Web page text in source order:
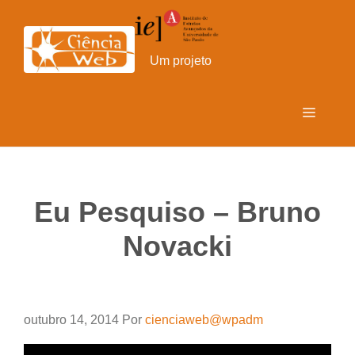
para
conteúdo
Um projeto
Menu
Eu Pesquiso – Bruno
Novacki
outubro 14, 2014 Por cienciaweb@wpadm